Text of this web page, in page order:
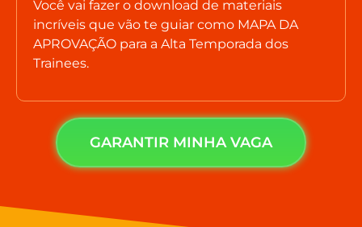
Você vai fazer o download de materiais
incríveis que vão te guiar como MAPA DA
APROVAÇÃO para a Alta Temporada dos
Trainees.
GARANTIR MINHA VAGA